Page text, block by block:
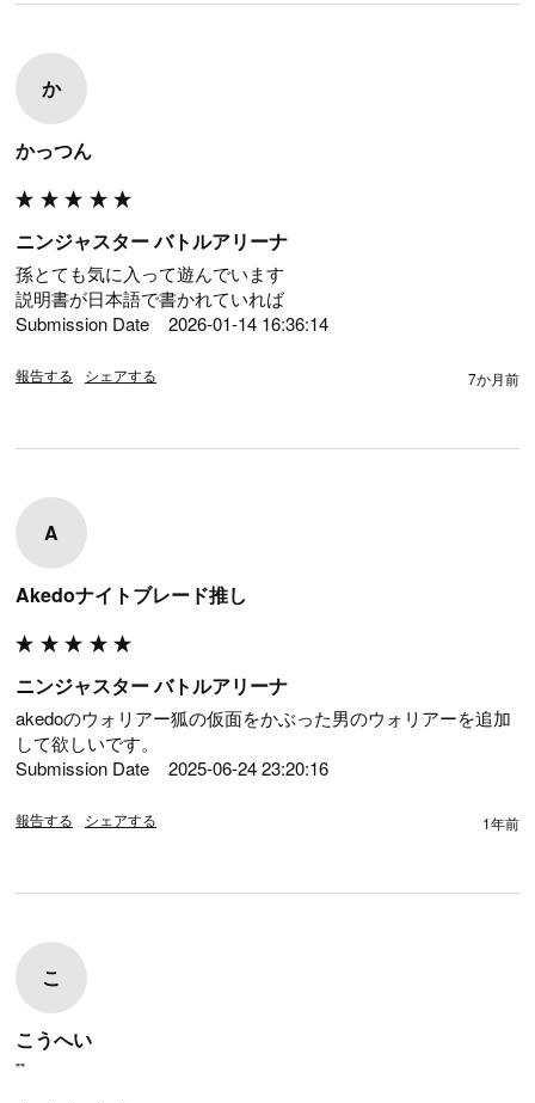
か
かっつん
ニンジャスター バトルアリーナ
孫とても気に入って遊んでいます
説明書が日本語で書かれていれば
Submission Date	2026-01-14 16:36:14
報告する シェアする 7か月前
A
Akedoナイトブレード推し
ニンジャスター バトルアリーナ
akedoのウォリアー狐の仮面をかぶった男のウォリアーを追加
して欲しいです。
Submission Date	2025-06-24 23:20:16
報告する シェアする 1年前
こ
こうへい
""